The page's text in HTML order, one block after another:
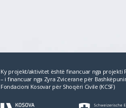
Ky projekt/aktivitet është financuar nga projekti
– i financuar nga Zyra Zvicerane për
Fondacioni Kosovar për Shoqëri Civile (KCSF)